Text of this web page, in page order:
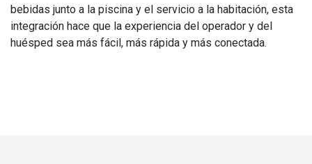
bebidas junto a la piscina y el servicio a la habitación, esta
integración hace que la experiencia del operador y del
huésped sea más fácil, más rápida y más conectada.